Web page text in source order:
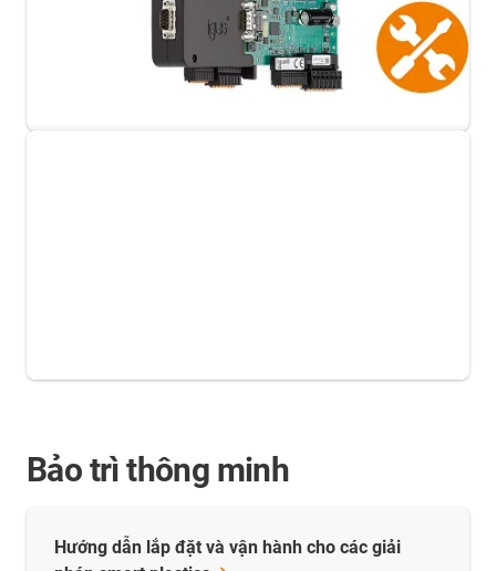
Bảo trì thông minh
Hướng dẫn lắp đặt và vận hành cho các giải